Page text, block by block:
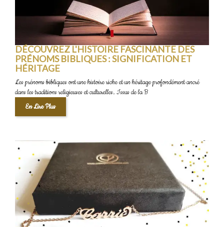
DÉCOUVREZ L'HISTOIRE FASCINANTE DES
PRÉNOMS BIBLIQUES : SIGNIFICATION ET
HÉRITAGE
Les prénoms bibliques ont une histoire riche et un héritage profondément ancré
dans les traditions religieuses et culturelles. Issus de la B
En Lire Plus